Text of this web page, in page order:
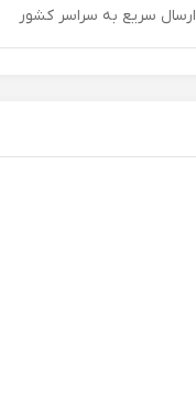
ارسال سریع به سراسر کشور